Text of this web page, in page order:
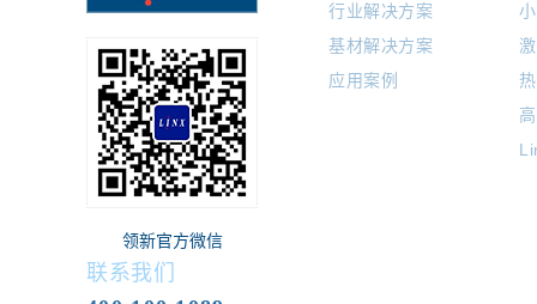
领新官方微信
行业解决方案
基材解决方案
应用案例
联系我们